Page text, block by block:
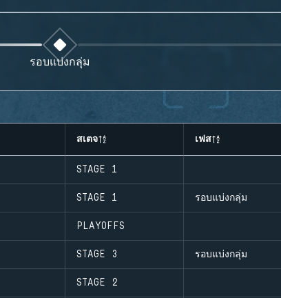
รอบแบ่งกลุ่ม
สเตจ เฟส
STAGE 1
STAGE 1 รอบแบ่งกลุ่ม
PLAYOFFS
STAGE 3 รอบแบ่งกลุ่ม
STAGE 2